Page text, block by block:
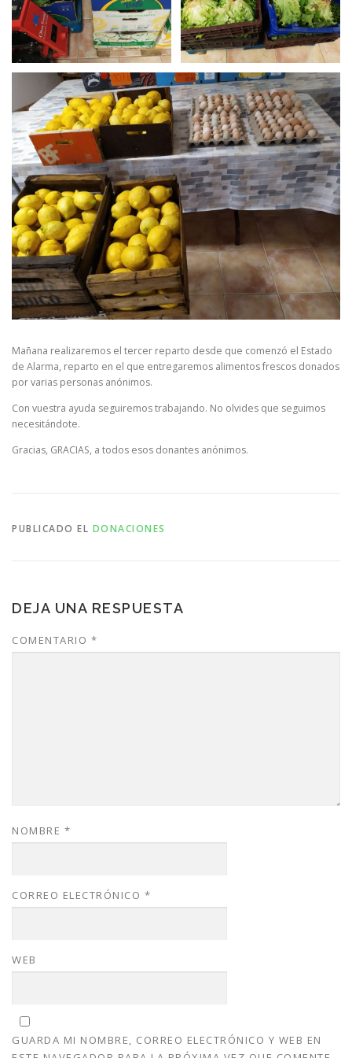
Mañana realizaremos el tercer reparto desde que comenzó el Estado
de Alarma, reparto en el que entregaremos alimentos frescos donados
por varias personas anónimos.
Con vuestra ayuda seguiremos trabajando. No olvides que seguimos
necesitándote.
Gracias, GRACIAS, a todos esos donantes anónimos.
PUBLICADO EL DONACIONES
DEJA UNA RESPUESTA
COMENTARIO *
NOMBRE *
CORREO ELECTRÓNICO *
WEB
GUARDA MI NOMBRE, CORREO ELECTRÓNICO Y WEB EN